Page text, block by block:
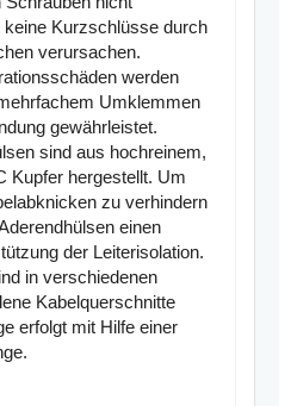
Kurzschlüsse durch
verursachen.
werden
Umklemmen
gewährleistet.
sind aus hochreinem,
Kupfer hergestellt. Um
zu verhindern
einen
der Leiterisolation.
in verschiedenen
Kabelquerschnitte
erfolgt mit Hilfe einer